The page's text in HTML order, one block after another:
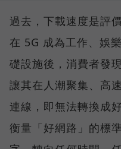
過去，下載速度是評
在 5G 成為工作、娛
礎設施後，消費者發
讓其在人潮聚集、高
連線，即無法轉換成
衡量「好網路」的標